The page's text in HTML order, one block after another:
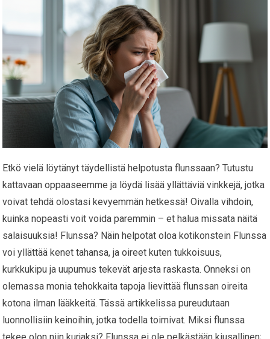
Etkö vielä löytänyt täydellistä helpotusta flunssaan? Tutustu
kattavaan oppaaseemme ja löydä lisää yllättäviä vinkkejä, jotka
voivat tehdä olostasi kevyemmän hetkessä! Oivalla vihdoin,
kuinka nopeasti voit voida paremmin – et halua missata näitä
salaisuuksia! Flunssa? Näin helpotat oloa kotikonstein Flunssa
voi yllättää kenet tahansa, ja oireet kuten tukkoisuus,
kurkkukipu ja uupumus tekevät arjesta raskasta. Onneksi on
olemassa monia tehokkaita tapoja lievittää flunssan oireita
kotona ilman lääkkeitä. Tässä artikkelissa pureudutaan
luonnollisiin keinoihin, jotka todella toimivat. Miksi flunssa